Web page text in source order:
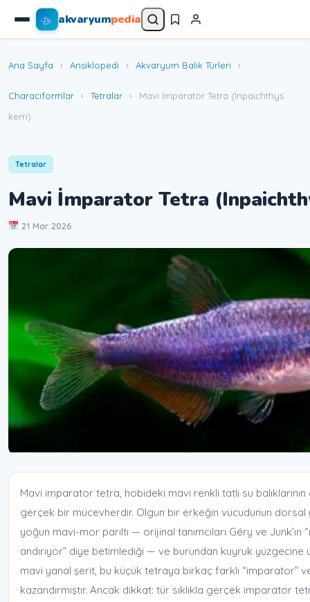
akvaryumpedia
Ana Sayfa › Ansiklopedi › Akvaryum Balık Türleri ›
Characiformlar › Tetralar ›
Mavi İmparator Tetra (Inpaichthys
kerri)
Tetralar
Mavi İmparator Tetra
21 Mar 2026
Mavi imparator tetra, hobideki mavi renkli tatlı su balıklarının
gerçek bir mücevherdir. Olgun bir erkeğin vücudunun dorsal
yoğun mavi-mor parıltı — orijinal tanımcıları Géry ve Junk’ın
andırıyor” diye betimlediği — ve burundan kuyruk yüzgecine
mavi yanal şerit, bu küçük tetraya birkaç farklı “imparator”
kazandırmıştır. Ancak dikkat: tür sıklıkla gerçek imparator